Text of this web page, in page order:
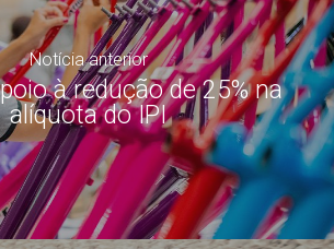
Notícia anterior
à redução de 25% na
alíquota do IPI